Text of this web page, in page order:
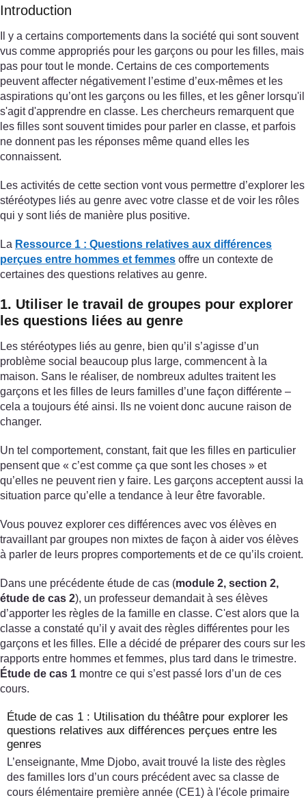
Introduction
Il y a certains comportements dans la société qui sont souvent
vus comme appropriés pour les garçons ou pour les filles, mais
pas pour tout le monde. Certains de ces comportements
peuvent affecter négativement l’estime d’eux-mêmes et les
aspirations qu’ont les garçons ou les filles, et les gêner lorsqu'il
s'agit d'apprendre en classe. Les chercheurs remarquent que
les filles sont souvent timides pour parler en classe, et parfois
ne donnent pas les réponses même quand elles les
connaissent.
Les activités de cette section vont vous permettre d’explorer les
stéréotypes liés au genre avec votre classe et de voir les rôles
qui y sont liés de manière plus positive.
La Ressource 1 : Questions relatives aux différences
perçues entre hommes et femmes offre un contexte de
certaines des questions relatives au genre.
1. Utiliser le travail de groupes pour explorer
les questions liées au genre
Les stéréotypes liés au genre, bien qu’il s’agisse d’un
problème social beaucoup plus large, commencent à la
maison. Sans le réaliser, de nombreux adultes traitent les
garçons et les filles de leurs familles d’une façon différente –
cela a toujours été ainsi. Ils ne voient donc aucune raison de
changer.
Un tel comportement, constant, fait que les filles en particulier
pensent que « c’est comme ça que sont les choses » et
qu’elles ne peuvent rien y faire. Les garçons acceptent aussi la
situation parce qu’elle a tendance à leur être favorable.
Vous pouvez explorer ces différences avec vos élèves en
travaillant par groupes non mixtes de façon à aider vos élèves
à parler de leurs propres comportements et de ce qu’ils croient.
Dans une précédente étude de cas (module 2, section 2,
étude de cas 2), un professeur demandait à ses élèves
d’apporter les règles de la famille en classe. C'est alors que la
classe a constaté qu’il y avait des règles différentes pour les
garçons et les filles. Elle a décidé de préparer des cours sur les
rapports entre hommes et femmes, plus tard dans le trimestre.
Étude de cas 1 montre ce qui s’est passé lors d’un de ces
cours.
Étude de cas 1 : Utilisation du théâtre pour explorer les
questions relatives aux différences perçues entre les
genres
L’enseignante, Mme Djobo, avait trouvé la liste des règles
des familles lors d’un cours précédent avec sa classe de
cours élémentaire première année (CE1) à l'école primaire